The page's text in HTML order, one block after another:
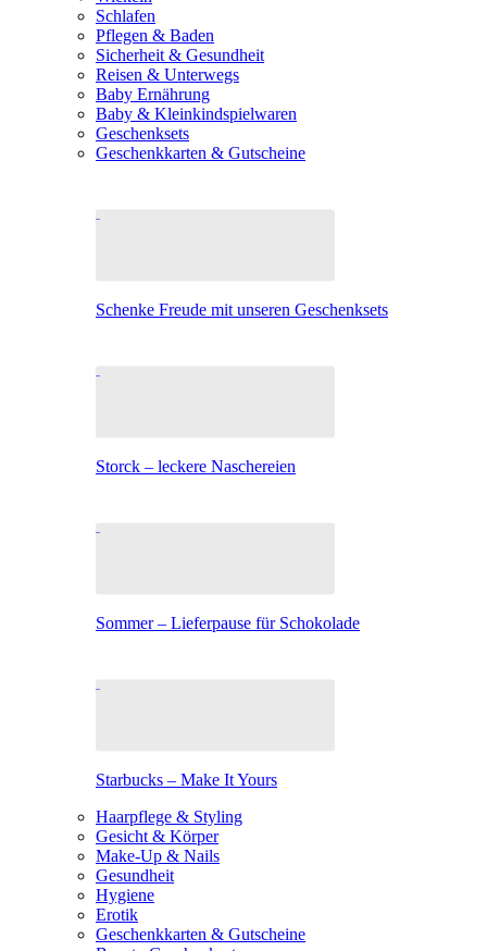
Schlafen
Pflegen & Baden
Sicherheit & Gesundheit
Reisen & Unterwegs
Baby Ernährung
Baby & Kleinkindspielwaren
Geschenksets
Geschenkkarten & Gutscheine
Schenke Freude mit unseren Geschenksets
Storck – leckere Naschereien
Sommer – Lieferpause für Schokolade
Starbucks – Make It Yours
Haarpflege & Styling
Gesicht & Körper
Make-Up & Nails
Gesundheit
Hygiene
Erotik
Geschenkkarten & Gutscheine